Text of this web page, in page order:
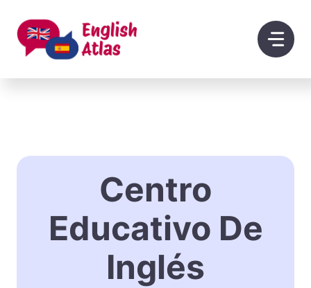
contenido
Centro
Educativo De
Inglés